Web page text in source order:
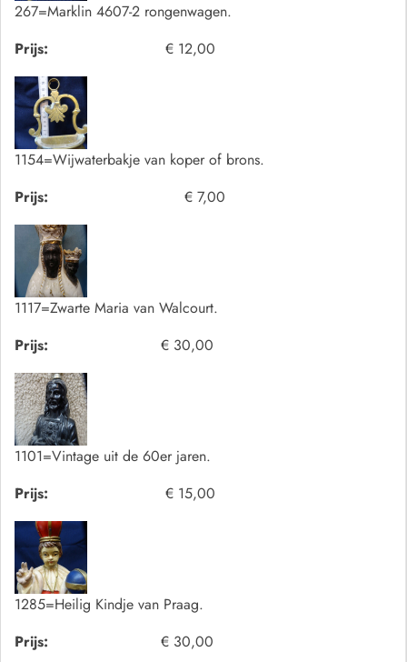
267=Marklin 4607-2 rongenwagen.
Prijs:
€ 12,00
1154=Wijwaterbakje van koper of brons.
Prijs:
€ 7,00
1117=Zwarte Maria van Walcourt.
Prijs:
€ 30,00
1101=Vintage uit de 60er jaren.
Prijs:
€ 15,00
1285=Heilig Kindje van Praag.
Prijs:
€ 30,00